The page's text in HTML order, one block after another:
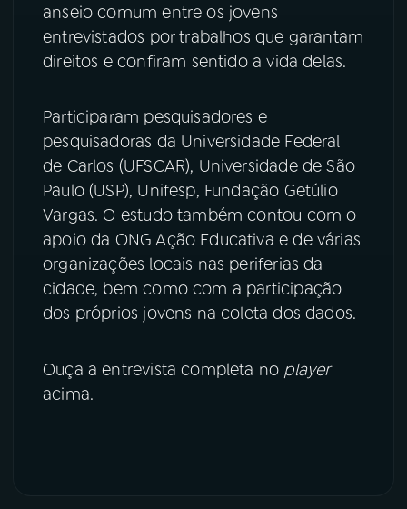
Instagram X
TikTok
anseio comum entre os jovens
entrevistados por trabalhos que garantam
direitos e confiram sentido a vida delas.
Participaram pesquisadores e
pesquisadoras da Universidade Federal
de Carlos (UFSCAR), Universidade de São
Paulo (USP), Unifesp, Fundação Getúlio
Vargas. O estudo também contou com o
apoio da ONG Ação Educativa e de várias
organizações locais nas periferias da
cidade, bem como com a participação
dos próprios jovens na coleta dos dados.
Ouça a entrevista completa no player
acima.